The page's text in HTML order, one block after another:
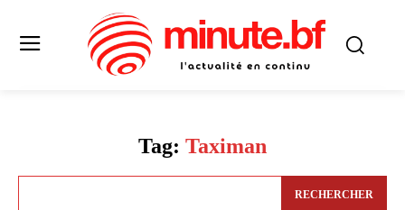
Tag: Taximan
RECHERCHER